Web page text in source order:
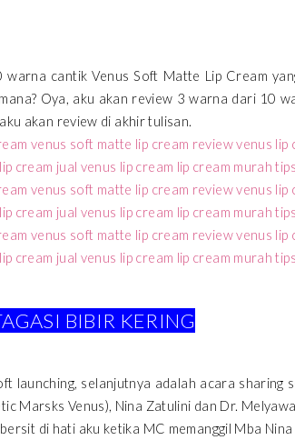
warna cantik Venus Soft Matte Lip Cream
Oya, aku akan review 3 warna dari 10
akan review di akhir tulisan.
BIBIR KERING
launching, selanjutnya adalah acara sharing
Marsks Venus), Nina Zatulini dan Dr.
di hati aku ketika MC memanggil Mba